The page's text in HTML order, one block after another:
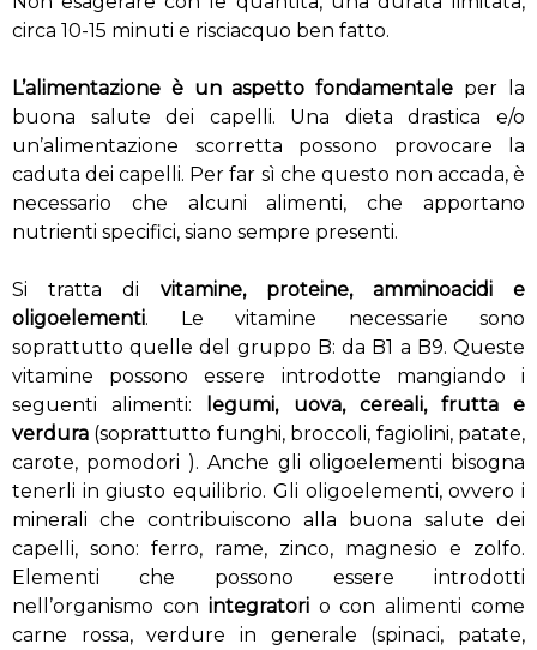
circa 10-15 minuti e risciacquo ben fatto.
L’alimentazione è un aspetto fondamentale per la
buona salute dei capelli. Una dieta drastica e/o
un’alimentazione scorretta possono provocare la
caduta dei capelli. Per far sì che questo non accada, è
necessario che alcuni alimenti, che apportano
nutrienti specifici, siano sempre presenti.
Si tratta di vitamine, proteine, amminoacidi e
oligoelementi. Le vitamine necessarie sono
soprattutto quelle del gruppo B: da B1 a B9. Queste
vitamine possono essere introdotte mangiando i
seguenti alimenti:
legumi, uova, cereali, frutta e
verdura (soprattutto funghi, broccoli, fagiolini, patate,
carote, pomodori ). Anche gli oligoelementi bisogna
tenerli in giusto equilibrio. Gli oligoelementi, ovvero i
minerali che contribuiscono alla buona salute dei
capelli, sono: ferro, rame, zinco, magnesio e zolfo.
Elementi che possono essere introdotti
nell’organismo con integratorio con alimenti come
carne rossa, verdure in generale (spinaci, patate,